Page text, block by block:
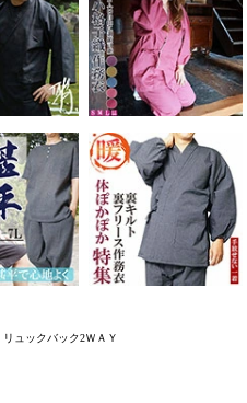
リュックバック2ＷＡＹ